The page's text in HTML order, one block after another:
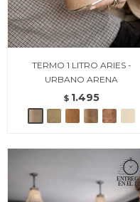
TERMO 1 LITRO ARIES -
URBANO ARENA
$ 1.495